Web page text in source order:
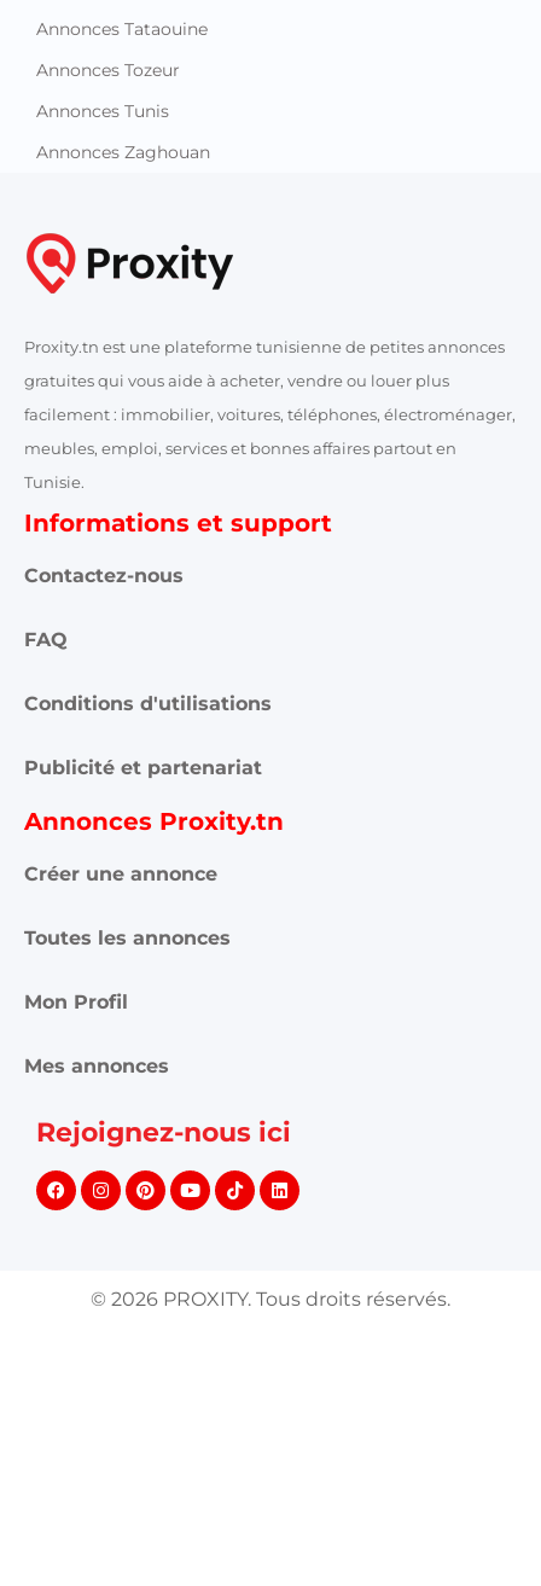
Annonces Tataouine
Annonces Tozeur
Annonces Tunis
Annonces Zaghouan
Proxity.tn est une plateforme tunisienne de petites annonces
gratuites qui vous aide à acheter, vendre ou louer plus
facilement : immobilier, voitures, téléphones, électroménager,
meubles, emploi, services et bonnes affaires partout en
Tunisie.
Informations et support
Contactez-nous
FAQ
Conditions d'utilisations
Publicité et partenariat
Annonces Proxity.tn
Créer une annonce
Toutes les annonces
Mon Profil
Mes annonces
Rejoignez-nous ici
© 2026 PROXITY. Tous droits réservés.